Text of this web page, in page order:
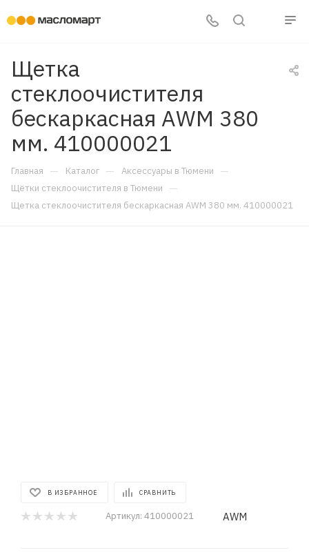
Щетка
стеклоочистителя
бескаркасная AWM 380
мм. 410000021
Главная — Каталог — Аксессуары в Тюмени —
Щётки стеклоочистителя в Тюмени —
Щетка стеклоочистителя бескаркасная AWM 380 мм. 410000021
В ИЗБРАННОЕ СРАВНИТЬ
Артикул: 410000021 AWM